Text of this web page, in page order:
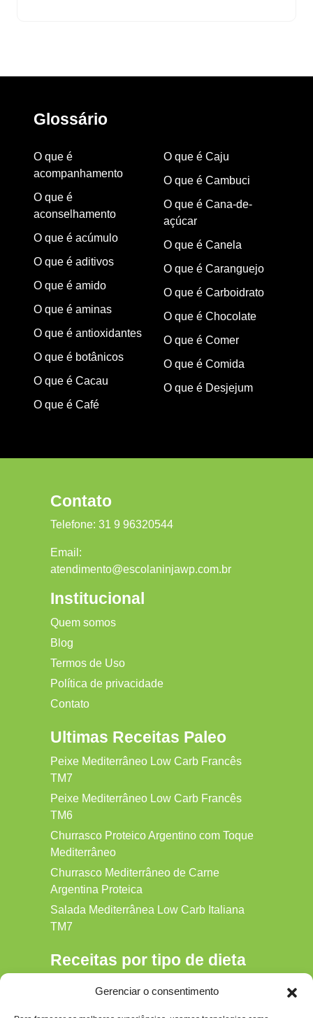
Gerenciar o consentimento
Glossário
O que é
acompanhamento
O que é
aconselhamento
O que é acúmulo
O que é aditivos
O que é amido
O que é aminas
O que é antioxidantes
O que é botânicos
O que é Cacau
O que é Café
O que é Caju
O que é Cambuci
O que é Cana-de-
açúcar
O que é Canela
O que é Caranguejo
O que é Carboidrato
O que é Chocolate
O que é Comer
O que é Comida
O que é Desjejum
Contato
Telefone: 31 9 96320544
Email:
atendimento@escolaninjawp.com.br
Institucional
Quem somos
Blog
Termos de Uso
Política de privacidade
Contato
Ultimas Receitas Paleo
Peixe Mediterrâneo Low Carb Francês
TM7
Peixe Mediterrâneo Low Carb Francês
TM6
Churrasco Proteico Argentino com Toque
Mediterrâneo
Churrasco Mediterrâneo de Carne
Argentina Proteica
Salada Mediterrânea Low Carb Italiana
TM7
Receitas por tipo de dieta